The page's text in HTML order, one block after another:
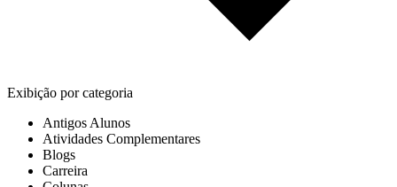
Exibição por categoria
Antigos Alunos
Atividades Complementares
Blogs
Carreira